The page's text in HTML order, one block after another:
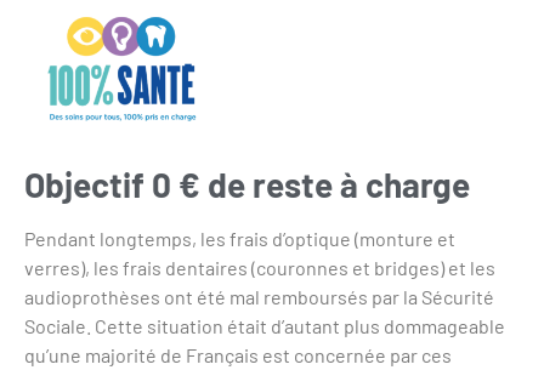
Objectif 0 € de reste à charge
Pendant longtemps, les frais d’optique (monture et
verres), les frais dentaires (couronnes et bridges) et les
audioprothèses ont été mal remboursés par la Sécurité
Sociale. Cette situation était d’autant plus dommageable
qu’une majorité de Français est concernée par ces